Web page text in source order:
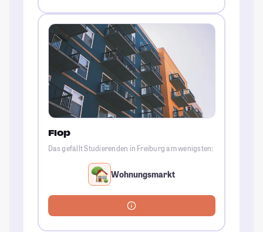
Flop
Das gefällt Studierenden in Freiburg am wenigsten:
Wohnungsmarkt